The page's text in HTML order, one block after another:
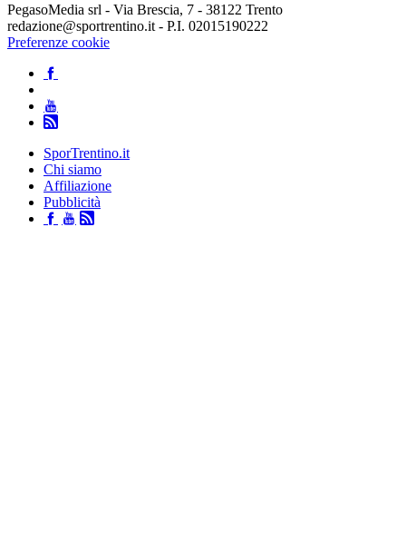
PegasoMedia srl - Via Brescia, 7 - 38122 Trento
redazione@sportrentino.it - P.I. 02015190222
Preferenze cookie
SporTrentino.it
Chi siamo
Affiliazione
Pubblicità